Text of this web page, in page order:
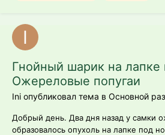
Гнойный шарик на лапке
Ожереловые попугаи
Ini опубликовал тема в Основной
Добрый день. Два дня назад у самки
образовалось опухоль на лапке под